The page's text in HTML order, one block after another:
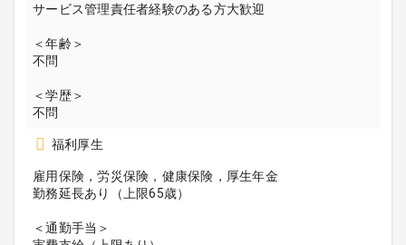
サービス管理責任者経験のある方大歓迎
＜年齢＞
不問
＜学歴＞
不問
福利厚生
雇用保険，労災保険，健康保険，厚生年金
勤務延長あり（上限65歳）
＜通勤手当＞